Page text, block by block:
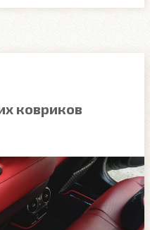
ковриков